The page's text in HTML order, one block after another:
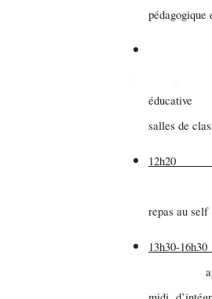
pédagogique
salles de
repas au self
13h30-
Partager sur vos